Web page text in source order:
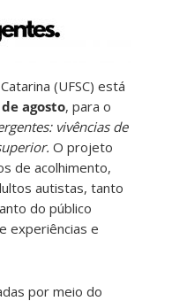
(UFSC) está
agosto, para o
vivências de
O projeto
de acolhimento,
autistas, tanto
do público
experiências e
por meio do